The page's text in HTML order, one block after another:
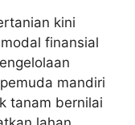
kini
finansial
mandiri
tanam bernilai